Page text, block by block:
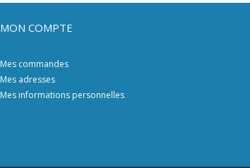
MON COMPTE
Mes commandes
Mes adresses
Mes informations personnelles